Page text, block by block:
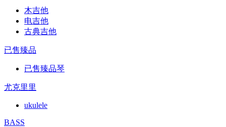
木吉他
电吉他
古典吉他
已售臻品
已售臻品琴
尤克里里
ukulele
BASS